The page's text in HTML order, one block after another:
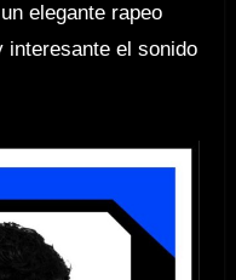
elegante rapeo
interesante el sonido